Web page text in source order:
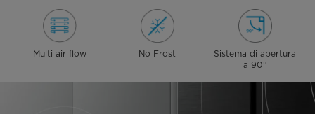
Multi air flow No Frost
Sistema di apertura
a 90°